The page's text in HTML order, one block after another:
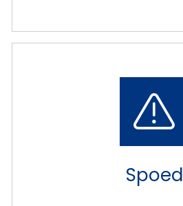
Spoed